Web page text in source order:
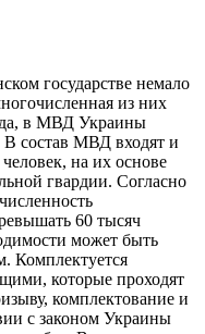
государстве немало
из них
в МВД Украины
В состав МВД входят и
на их основе
гвардии. Согласно
60 тысяч
может быть
Комплектуется
которые проходят
комплектование и
с законом Украины